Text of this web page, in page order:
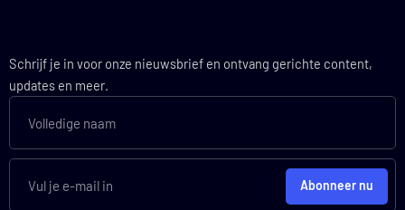
Schrijf je in voor onze nieuwsbrief en ontvang gerichte content,
updates en meer.
Abonneer nu